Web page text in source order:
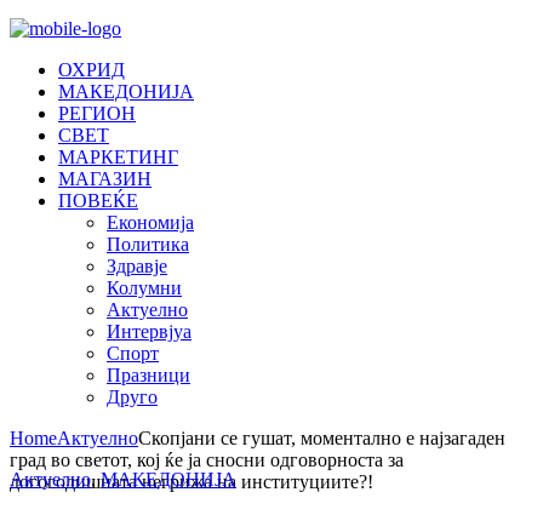
ОХРИД
МАКЕДОНИЈА
РЕГИОН
СВЕТ
МАРКЕТИНГ
МАГАЗИН
ПОВЕЌЕ
Економија
Политика
Здравје
Колумни
Актуелно
Интервјуа
Спорт
Празници
Друго
HomeАктуелноСкопјани се гушат, моментално е најзагаден
град во светот, кој ќе ја сносни одговорноста за
догогодишната негрижа на институциите?!
Актуелно,МАКЕДОНИЈА